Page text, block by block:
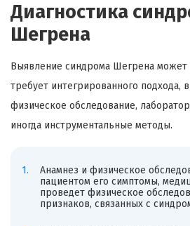
Диагностика
Шегрена
Выявление синдрома Шегрена
требует интегрированного подхода,
физическое обследование,
иногда инструментальные методы.
Анамнез и физическое
пациентом его симптомы,
проведет физическое
признаков, связанных с